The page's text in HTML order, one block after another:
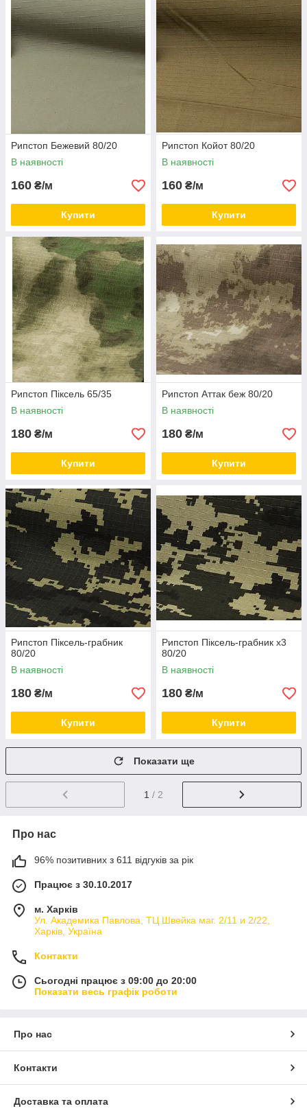
Рипстоп Бежевий 80/20
В наявності
160 ₴/м
Купити
Рипстоп Койот 80/20
В наявності
160 ₴/м
Купити
Рипстоп Піксель 65/35
В наявності
180 ₴/м
Купити
Рипстоп Аттак беж 80/20
В наявності
180 ₴/м
Купити
Рипстоп Піксель-грабник
80/20
В наявності
180 ₴/м
Купити
Рипстоп Піксель-грабник х3
80/20
В наявності
180 ₴/м
Купити
Показати ще
1 / 2
Про нас
96% позитивних з 611 відгуків за рік
Працює з 30.10.2017
м. Харків
Ул. Академика Павлова, ТЦ Швейка маг. 2/11 и 2/22,
Харків, Україна
Контакти
Сьогодні працює з 09:00 до 20:00
Показати весь графік роботи
Про нас
Контакти
Доставка та оплата